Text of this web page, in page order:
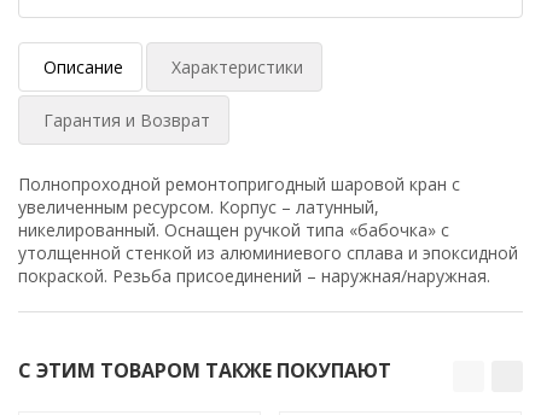
Описание Характеристики
Гарантия и Возврат
Полнопроходной ремонтопригодный шаровой кран с
увеличенным ресурсом. Корпус – латунный,
никелированный. Оснащен ручкой типа «бабочка» с
утолщенной стенкой из алюминиевого сплава и эпоксидной
покраской. Резьба присоединений – наружная/наружная.
С ЭТИМ ТОВАРОМ ТАКЖЕ ПОКУПАЮТ